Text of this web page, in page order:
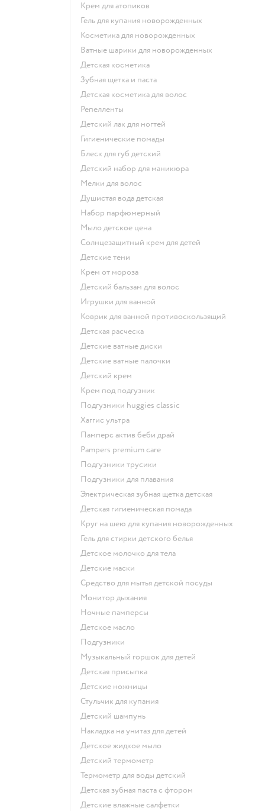
крем для атопиков
гель для купания новорожденных
косметика для новорожденных
ватные шарики для новорожденных
детская косметика
зубная щетка и паста
детская косметика для волос
репелленты
детский лак для ногтей
гигиенические помады
блеск для губ детский
детский набор для маникюра
мелки для волос
душистая вода детская
набор парфюмерный
мыло детское цена
солнцезащитный крем для детей
детские тени
крем от мороза
детский бальзам для волос
игрушки для ванной
коврик для ванной противоскользящий
детская расческа
детские ватные диски
детские ватные палочки
детский крем
крем под подгузник
подгузники huggies classic
хаггис ультра
памперс актив беби драй
pampers premium care
подгузники трусики
подгузники для плавания
электрическая зубная щетка детская
детская гигиеническая помада
круг на шею для купания новорожденных
гель для стирки детского белья
детское молочко для тела
детские маски
средство для мытья детской посуды
монитор дыхания
ночные памперсы
детское масло
подгузники
музыкальный горшок для детей
детская присыпка
детские ножницы
стульчик для купания
детский шампунь
накладка на унитаз для детей
детское жидкое мыло
детский термометр
термометр для воды детский
детская зубная паста с фтором
детские влажные салфетки